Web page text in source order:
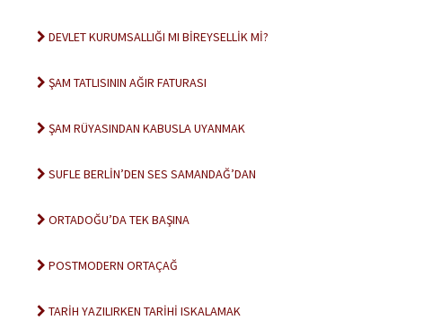
DEVLET KURUMSALLIĞI MI BİREYSELLİK Mİ?
ŞAM TATLISININ AĞIR FATURASI
ŞAM RÜYASINDAN KABUSLA UYANMAK
SUFLE BERLİN’DEN SES SAMANDAĞ’DAN
ORTADOĞU’DA TEK BAŞINA
POSTMODERN ORTAÇAĞ
TARİH YAZILIRKEN TARİHİ ISKALAMAK